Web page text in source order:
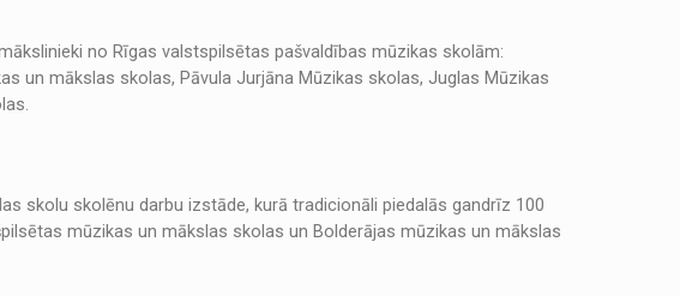
no Rīgas valstspilsētas pašvaldības mūzikas skolām:
un mākslas skolas, Pāvula Jurjāna Mūzikas skolas, Juglas Mūzikas
skolu skolēnu darbu izstāde, kurā tradicionāli piedalās gandrīz 100
mūzikas un mākslas skolas un Bolderājas mūzikas un mākslas